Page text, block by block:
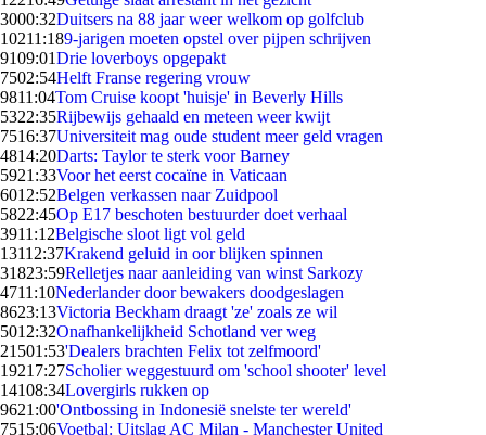
3000:32Duitsers na 88 jaar weer welkom op golfclub
10211:189-jarigen moeten opstel over pijpen schrijven
9109:01Drie loverboys opgepakt
7502:54Helft Franse regering vrouw
9811:04Tom Cruise koopt 'huisje' in Beverly Hills
5322:35Rijbewijs gehaald en meteen weer kwijt
7516:37Universiteit mag oude student meer geld vragen
4814:20Darts: Taylor te sterk voor Barney
5921:33Voor het eerst cocaïne in Vaticaan
6012:52Belgen verkassen naar Zuidpool
5822:45Op E17 beschoten bestuurder doet verhaal
3911:12Belgische sloot ligt vol geld
13112:37Krakend geluid in oor blijken spinnen
31823:59Relletjes naar aanleiding van winst Sarkozy
4711:10Nederlander door bewakers doodgeslagen
8623:13Victoria Beckham draagt 'ze' zoals ze wil
5012:32Onafhankelijkheid Schotland ver weg
21501:53'Dealers brachten Felix tot zelfmoord'
19217:27Scholier weggestuurd om 'school shooter' level
14108:34Lovergirls rukken op
9621:00'Ontbossing in Indonesië snelste ter wereld'
7515:06Voetbal: Uitslag AC Milan - Manchester United